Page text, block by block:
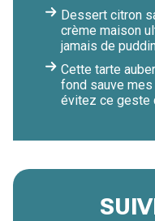
Dessert citron
crème maison
jamais de
Cette tarte
fond sauve
évitez ce geste